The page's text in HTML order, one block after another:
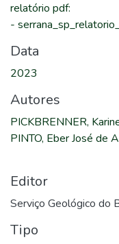
relatório pdf:
-
Data
2023
Autores
PICKBRENNER,
PINTO, Eber José de
Editor
Serviço Geológico do
Tipo